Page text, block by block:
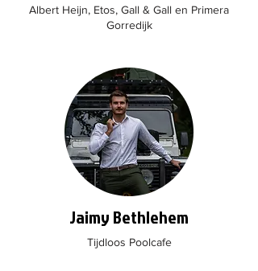
Albert Heijn, Etos, Gall & Gall en Primera
Gorredijk
Jaimy Bethlehem
Tijdloos Poolcafe